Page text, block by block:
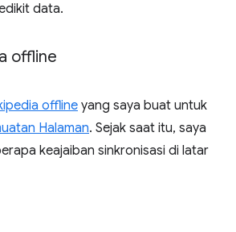
data.
offline
offline yang saya buat untuk
Halaman. Sejak saat itu, saya
keajaiban sinkronisasi di latar